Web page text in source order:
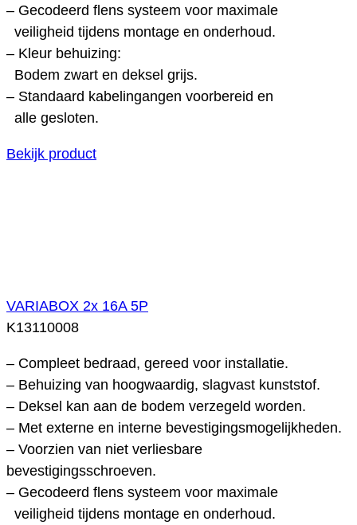
– Gecodeerd flens systeem voor maximale
veiligheid tijdens montage en onderhoud.
– Kleur behuizing:
Bodem zwart en deksel grijs.
– Standaard kabelingangen voorbereid en
alle gesloten.
Bekijk product
VARIABOX 2x 16A 5P
K13110008
– Compleet bedraad, gereed voor installatie.
– Behuizing van hoogwaardig, slagvast kunststof.
– Deksel kan aan de bodem verzegeld worden.
– Met externe en interne bevestigingsmogelijkheden.
– Voorzien van niet verliesbare
bevestigingsschroeven.
– Gecodeerd flens systeem voor maximale
veiligheid tijdens montage en onderhoud.